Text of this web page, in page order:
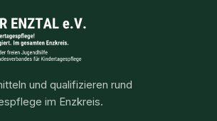
und qualifizieren rund
im Enzkreis.